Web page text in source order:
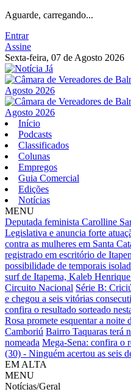
Aguarde, carregando...
Entrar
Assine
Sexta-feira, 07 de Agosto 2026
Início
Podcasts
Classificados
Colunas
Empregos
Guia Comercial
Edições
Notícias
MENU
Deputada feminista Carolline
Legislativa e anuncia forte
contra as mulheres em Santa
registrado em escritório de
possibilidade de temporais
surf de Itapema, Kaleb
Circuito Nacional Série B:
e chegou a seis vitórias
confira o resultado sorteado
Rosa promete esquentar a noite
Camboriú Bairro Taquaras terá
nomeada Mega-Sena: confira o
(30) - Ninguém acertou as seis
EM ALTA
MENU
Notícias/Geral